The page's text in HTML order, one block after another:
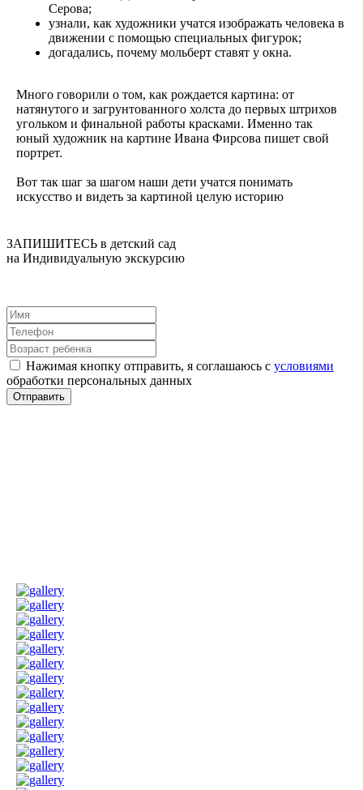
Серова;
узнали, как художники учатся изображать человека в
движении с помощью специальных фигурок;
догадались, почему мольберт ставят у окна.
Много говорили о том, как рождается картина: от
натянутого и загрунтованного холста до первых штрихов
угольком и финальной работы красками. Именно так
юный художник на картине Ивана Фирсова пишет свой
портрет.
Вот так шаг за шагом наши дети учатся понимать
искусство и видеть за картиной целую историю
ЗАПИШИТЕСЬ в детский сад
на Индивидуальную экскурсию
Нажимая кнопку отправить, я соглашаюсь с условиями
обработки персональных данных